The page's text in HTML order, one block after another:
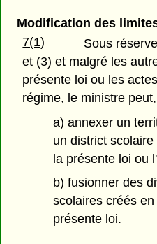
Modification des
7(1)
Sous
et (3) et malgré les
présente loi ou les
régime, le ministre
a) annexer un
un district
la présente loi ou
b) fusionner des
scolaires créés
présente loi.